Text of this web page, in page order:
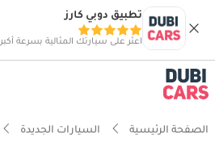
تطبيق دوبي كارز
اعثر على سيارتك المثالية بسرعة أكبر
الصفحة الرئيسية السيارات الجديدة